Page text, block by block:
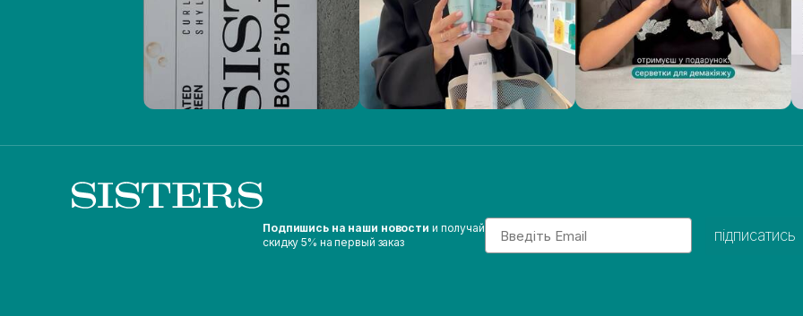
Подпишись на наши новости и получай
скидку 5% на первый заказ
Email
підписатись